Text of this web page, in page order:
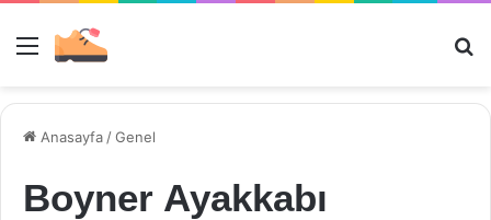
Menü
Anasayfa /Genel
Boyner Ayakkabı